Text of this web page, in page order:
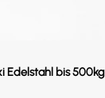
Edelstahl bis 500kg